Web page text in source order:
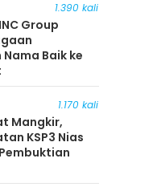
1.390 kali
Group
Baik ke
1.170 kali
Mangkir,
KSP3 Nias